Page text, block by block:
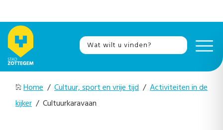
Home / Cultuur, sport en vrije tijd / Activiteiten in de
kijker / Cultuurkaravaan